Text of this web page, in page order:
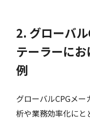
2. グローバ
テーラーに
例
グローバルCPGメ
析や業務効率化に